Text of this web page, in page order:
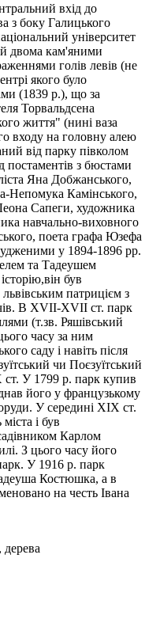
вхід до
з боку Галицького
університет
двома кам'яними
голів левів (не
якого було
(1839 р.), що за
Торвальдсена
життя" (нині ваза
входу на головну алею
від парку півколом
з бюстами
Яна Добжанського,
Непомука Камінського,
Сапеги, художника
навчально-виховного
поета графа Юзефа
у 1894-1896 рр.
та Тадеушем
був
патрицієм з
В XVII-XVII ст. парк
(т.зв. Ряшівський
часу за ним
саду і навіть після
чи Поєзуїтський
ст. У 1799 р. парк купив
його у французькому
У середині XIX ст.
і був
Карлом
З цього часу його
У 1916 р. парк
Костюшка, а в
на честь Івана